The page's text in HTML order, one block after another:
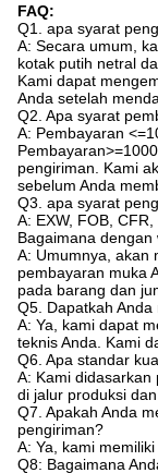
FAQ:
Q1. apa syarat
A: Secara umum,
kotak putih netral
Kami dapat
Anda setelah
Q2. Apa syarat
A: Pembayaran
pengiriman. Kami
sebelum Anda
Q3. apa syarat
A: EXW, FOB, CFR,
Bagaimana
A: Umumnya, akan
pembayaran muka
pada barang dan
Q5. Dapatkah
A: Ya, kami dapat
teknis Anda. Kami
Q6. Apa standar
A: Kami didasarkan
di jalur produksi
Q7. Apakah Anda
pengiriman?
A: Ya, kami
Q8: Bagaimana